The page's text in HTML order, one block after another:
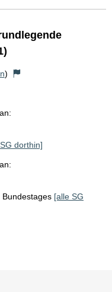
)
dorthin]
[alle SG